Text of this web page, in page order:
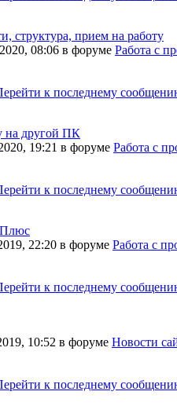
структура, прием на работу
08:06 в форуме Работа с
на другой ПК
19:21 в форуме Работа с
22:20 в форуме Работа с
10:52 в форуме Новости